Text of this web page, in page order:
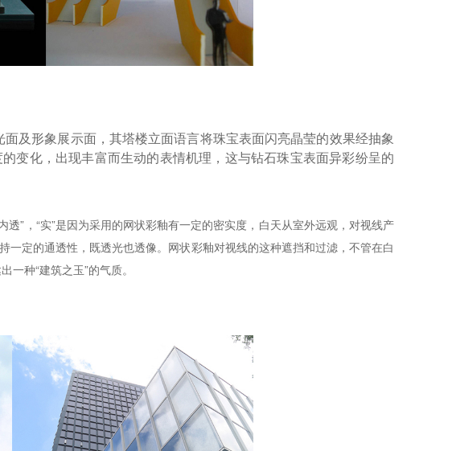
及形象展示面，其塔楼立面语言将珠宝表面闪亮晶莹的效果经抽象
变化，出现丰富而生动的表情机理，这与钻石珠宝表面异彩纷呈的
”，“实”是因为采用的网状彩釉有一定的密实度，白天从室外远观，对视线产
定的通透性，既透光也透像。网状彩釉对视线的这种遮挡和过滤，不管在白
种“建筑之玉”的气质。